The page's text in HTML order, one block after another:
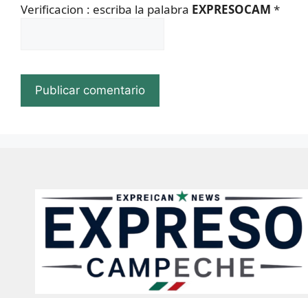
Verificacion : escriba la palabra EXPRESOCAM *